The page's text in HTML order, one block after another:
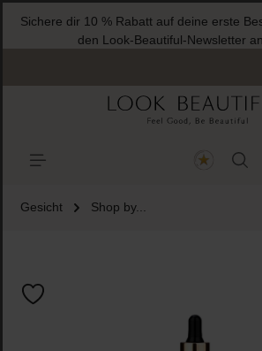
springen
Sichere dir 10 % Rabatt auf deine erste
den Look-Beautiful-Newsletter
Gesicht Shop by...